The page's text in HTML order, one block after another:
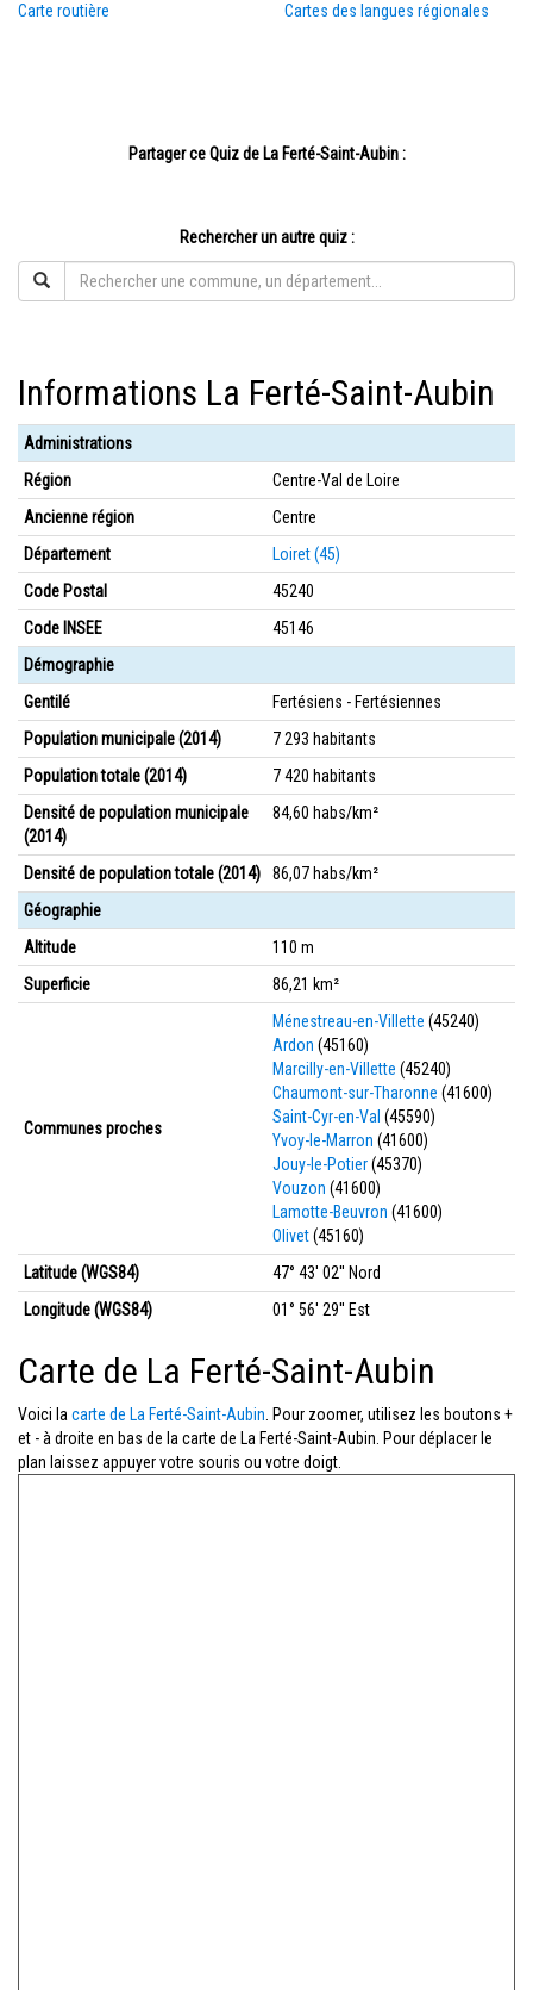
Carte routière
Cartes des langues régionales
Partager ce Quiz de La Ferté-Saint-Aubin :
Rechercher un autre quiz :
Informations La Ferté-Saint-Aubin
Administrations
Région
Centre-Val de Loire
Ancienne région
Centre
Département
Loiret (45)
Code Postal
45240
Code INSEE
45146
Démographie
Gentilé
Fertésiens - Fertésiennes
Population municipale (2014)
7 293 habitants
Population totale (2014)
7 420 habitants
Densité de population municipale
(2014)
84,60 habs/km²
Densité de population totale (2014)
86,07 habs/km²
Géographie
Altitude
110 m
Superficie
86,21 km²
Communes proches
Ménestreau-en-Villette (45240)
Ardon (45160)
Marcilly-en-Villette (45240)
Chaumont-sur-Tharonne (41600)
Saint-Cyr-en-Val (45590)
Yvoy-le-Marron (41600)
Jouy-le-Potier(45370)
Vouzon (41600)
Lamotte-Beuvron (41600)
Olivet(45160)
Latitude (WGS84)
47° 43' 02'' Nord
Longitude (WGS84)
01° 56' 29'' Est
Carte de La Ferté-Saint-Aubin
Voici la carte de La Ferté-Saint-Aubin . Pour zoomer, utilisez les boutons +
et - à droite en bas de la carte de La Ferté-Saint-Aubin. Pour déplacer le
plan laissez appuyer votre souris ou votre doigt.